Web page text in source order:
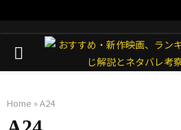
PRIMARY
Home »A24